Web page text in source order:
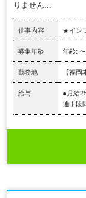
りません...
仕事内容 ★イン
募集年齢 年齢:
勤務地 【福
給与
●月給
通手段